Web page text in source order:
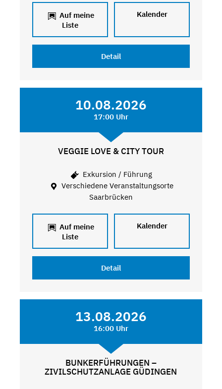
Auf meine
Liste
Kalender
Detail
10.08.2026
17:00 Uhr
VEGGIE LOVE & CITY TOUR
Exkursion / Führung
Verschiedene Veranstaltungsorte
Saarbrücken
Auf meine
Liste
Kalender
Detail
13.08.2026
16:00 Uhr
BUNKERFÜHRUNGEN –
ZIVILSCHUTZANLAGE GÜDINGEN